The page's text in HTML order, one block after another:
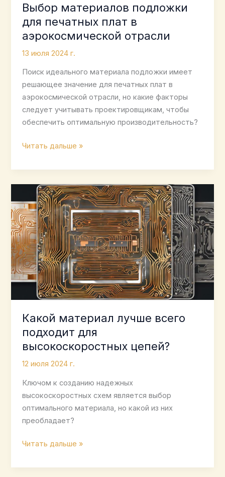
Выбор материалов подложки
для печатных плат в
аэрокосмической отрасли
13 июля 2024 г.
Поиск идеального материала подложки имеет
решающее значение для печатных плат в
аэрокосмической отрасли, но какие факторы
следует учитывать проектировщикам, чтобы
обеспечить оптимальную производительность?
Выбор
подложки
для
печатных
плат
в
аэрокосмической
отрасли
Читать дальше »
Какой материал лучше всего
подходит для
высокоскоростных цепей?
12 июля 2024 г.
Ключом к созданию надежных
высокоскоростных схем является выбор
оптимального материала, но какой из них
преобладает?
Какой
лучше
Читать дальше »